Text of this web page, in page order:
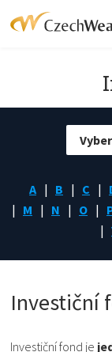
A B C
M
N O
Investiční
Investiční fond je